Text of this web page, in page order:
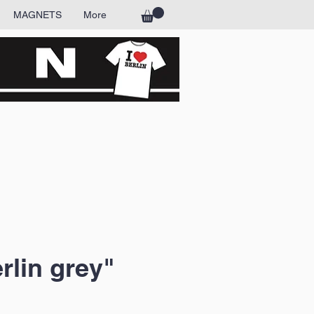
MAGNETS More
grey"